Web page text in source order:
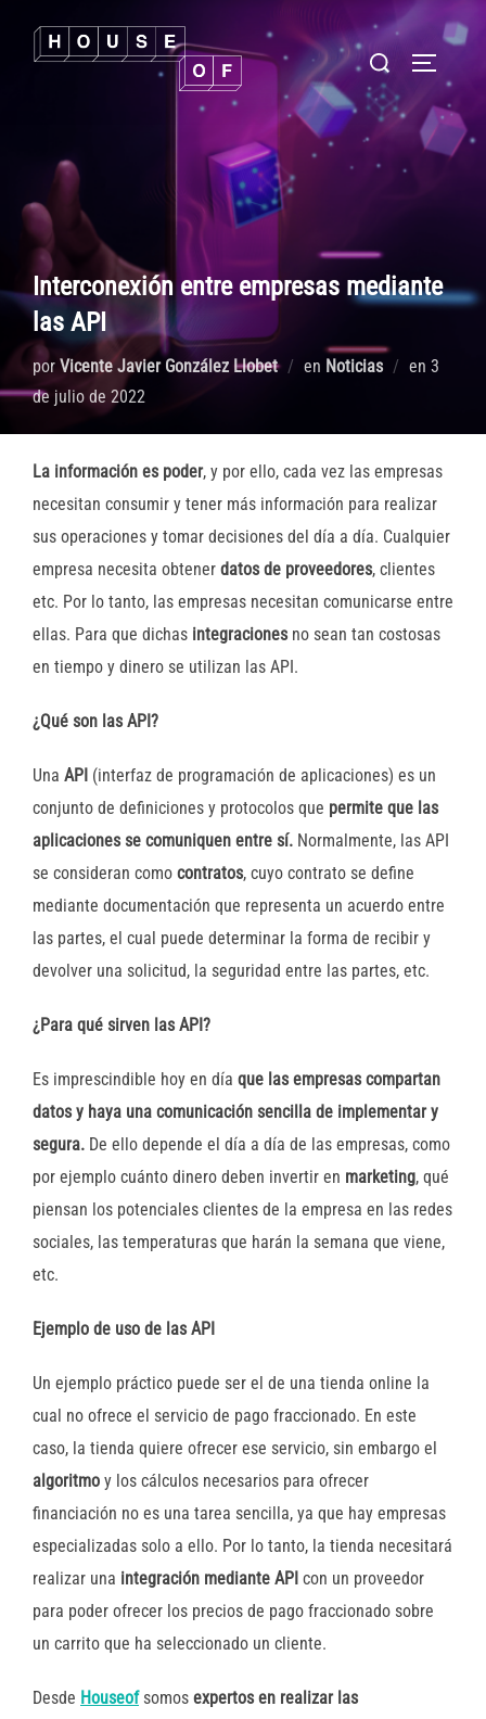
Buscar:
Interconexión entre empresas mediante
las API
por Vicente Javier González Llobet en Noticias en 3
de julio de 2022
La información es poder, y por ello, cada vez las empresas
necesitan consumir y tener más información para realizar
sus operaciones y tomar decisiones del día a día. Cualquier
empresa necesita obtener datos de proveedores, clientes
etc. Por lo tanto, las empresas necesitan comunicarse entre
ellas. Para que dichas integraciones no sean tan costosas
en tiempo y dinero se utilizan las API.
¿Qué son las API?
Una API (interfaz de programación de aplicaciones) es un
conjunto de definiciones y protocolos que permite que las
aplicaciones se comuniquen entre sí. Normalmente, las API
se consideran como contratos, cuyo contrato se define
mediante documentación que representa un acuerdo entre
las partes, el cual puede determinar la forma de recibir y
devolver una solicitud, la seguridad entre las partes, etc.
¿Para qué sirven las API?
Es imprescindible hoy en día que las empresas compartan
datos y haya una comunicación sencilla de implementar y
segura. De ello depende el día a día de las empresas, como
por ejemplo cuánto dinero deben invertir en marketing, qué
piensan los potenciales clientes de la empresa en las redes
sociales, las temperaturas que harán la semana que viene,
etc.
Ejemplo de uso de las API
Un ejemplo práctico puede ser el de una tienda online la
cual no ofrece el servicio de pago fraccionado. En este
caso, la tienda quiere ofrecer ese servicio, sin embargo el
algoritmo y los cálculos necesarios para ofrecer
financiación no es una tarea sencilla, ya que hay empresas
especializadas solo a ello. Por lo tanto, la tienda necesitará
realizar una integración mediante API con un proveedor
para poder ofrecer los precios de pago fraccionado sobre
un carrito que ha seleccionado un cliente.
Desde Houseofsomos expertos en realizar las